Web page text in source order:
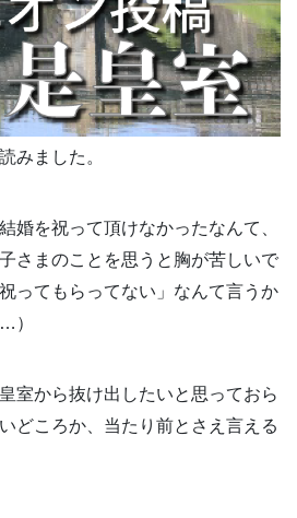
みました。
婚を祝って頂けなかったなんて、
さまのことを思うと胸が苦しいで
ってもらってない」なんて言うか
）
室から抜け出したいと思っておら
どころか、当たり前とさえ言える